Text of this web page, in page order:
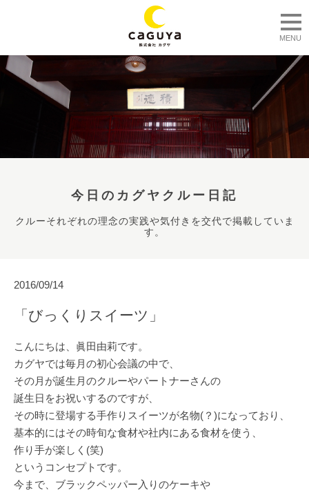
MENU
今日のカグヤクルー日記
クルーそれぞれの理念の実践や気付きを交代で掲載していま
す。
2016/09/14
「びっくりスイーツ」
こんにちは、眞田由莉です。
カグヤでは毎月の初心会議の中で、
その月が誕生月のクルーやパートナーさんの
誕生日をお祝いするのですが、
その時に登場する手作りスイーツが名物(？)になっており、
基本的にはその時旬な食材や社内にある食材を使う、
作り手が楽しく(笑)
というコンセプトです。
今まで、ブラックペッパー入りのケーキや